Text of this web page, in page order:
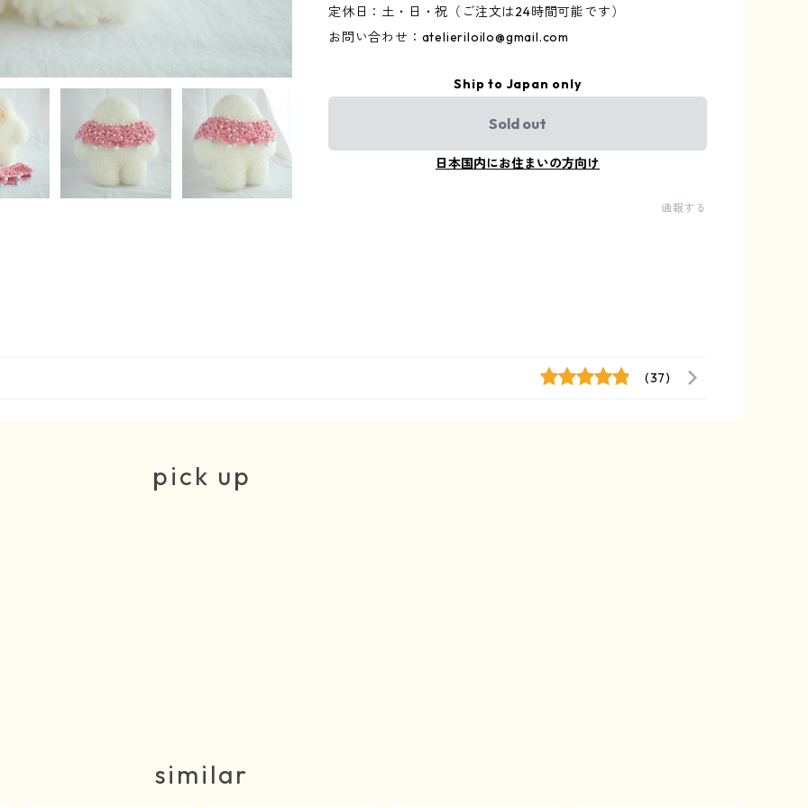
定休日：土・日・祝（ご注文は24時間可能です）
お問い合わせ： atelieriloilo@gmail.com
Ship to Japan only
Sold out
日本国内にお住まいの方向け
通報する
(37)
pick up
similar